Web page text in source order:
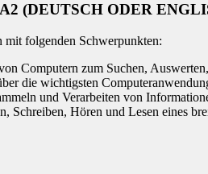
(DEUTSCH ODER
mit folgenden Schwerpunkten:
Computern zum Suchen,
die wichtigsten
und Verarbeiten von
Schreiben, Hören und Lesen eines